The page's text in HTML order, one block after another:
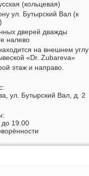
(кольцевая)
ул. Бутырский Вал (к
дверей дважды
налево
на внешнем углу
«Dr. Zubareva»
этаж и направо.
ул. Бутырский Вал, д. 2
19.00